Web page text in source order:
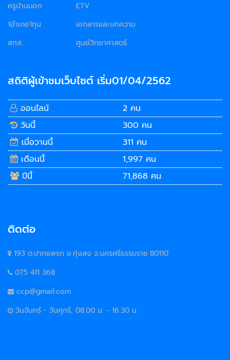
ครูบ้านนอก
1อำเภอ1ทุน
สทส.
ETV
เอกสารและบทความ
ศูนย์วิทยาศาสตร์
สถิติผู้เข้าชมเว็บไซต์ เริ่ม01/04/2562
ออนไลน์
2 คน
วันนี้
300 คน
เมื่อวานนี้
311 คน
เดือนนี้
1,997 คน
ปีนี้
71,868 คน
ติดต่อ
193 ต.ปากแพรก อ.ทุ่งสง จ.นครศรีธรรมราช 80110
075 411 368
ccp@gmail.com
วันจันทร์ - วันศุกร์, 08.00 น. - 16.30 น.